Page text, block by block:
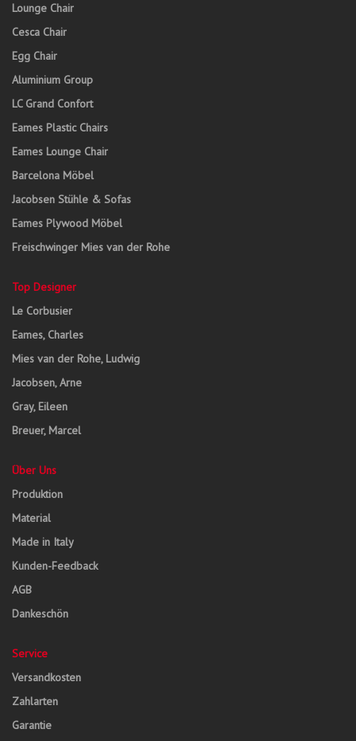
Lounge Chair
Cesca Chair
Egg Chair
Aluminium Group
LC Grand Confort
Eames Plastic Chairs
Eames Lounge Chair
Barcelona Möbel
Jacobsen Stühle & Sofas
Eames Plywood Möbel
Freischwinger Mies van der Rohe
Top Designer
Le Corbusier
Eames, Charles
Mies van der Rohe, Ludwig
Jacobsen, Arne
Gray, Eileen
Breuer, Marcel
Über Uns
Produktion
Material
Made in Italy
Kunden-Feedback
AGB
Dankeschön
Service
Versandkosten
Zahlarten
Garantie